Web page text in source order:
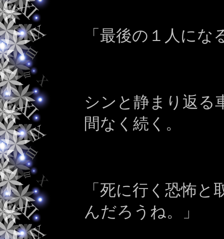
「最後の１人に
シンと静まり返る
間なく続く。
「死に行く恐怖
んだろうね。」